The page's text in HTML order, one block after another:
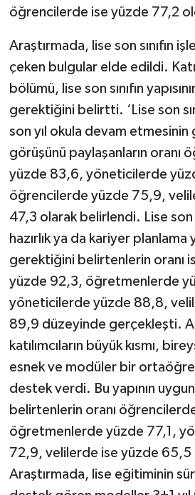
öğrencilerde ise yüzde 77,2
Araştırmada, lise son sınıfın
çeken bulgular elde edildi.
bölümü, lise son sınıfın
gerektiğini belirtti. ‘Lise son
son yıl okula devam etmesinin
görüşünü paylaşanların oranı
yüzde 83,6, yöneticilerde
öğrencilerde yüzde 75,9,
47,3 olarak belirlendi. Lise son
hazırlık ya da kariyer planlama
gerektiğini belirtenlerin oranı
yüzde 92,3, öğretmenlerde
yöneticilerde yüzde 88,8,
89,9 düzeyinde gerçekleşti.
katılımcıların büyük kısmı,
esnek ve modüler bir
destek verdi. Bu yapının
belirtenlerin oranı
öğretmenlerde yüzde 77,1,
72,9, velilerde ise yüzde 65,5
Araştırmada, lise eğitiminin